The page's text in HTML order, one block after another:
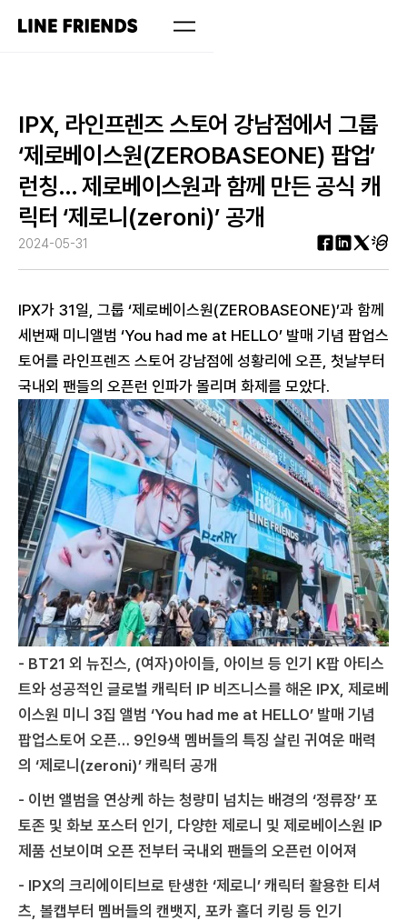
IPX, 라인프렌즈 스토어 강남점에서 그룹
‘제로베이스원(ZEROBASEONE) 팝업’
런칭… 제로베이스원과 함께 만든 공식 캐
릭터 ‘제로니(zeroni)’ 공개
2024-05-31
IPX가 31일, 그룹 ‘제로베이스원(ZEROBASEONE)’과 함께
세번째 미니앨범 ‘You had me at HELLO’ 발매 기념 팝업스
토어를 라인프렌즈 스토어 강남점에 성황리에 오픈, 첫날부터
국내외 팬들의 오픈런 인파가 몰리며 화제를 모았다.
- BT21 외 뉴진스, (여자)아이들, 아이브 등 인기 K팝 아티스
트와 성공적인 글로벌 캐릭터 IP 비즈니스를 해온 IPX, 제로베
이스원 미니 3집 앨범 ‘You had me at HELLO’ 발매 기념
팝업스토어 오픈… 9인9색 멤버들의 특징 살린 귀여운 매력
의 ‘제로니(zeroni)’ 캐릭터 공개
- 이번 앨범을 연상케 하는 청량미 넘치는 배경의 ‘정류장’ 포
토존 및 화보 포스터 인기, 다양한 제로니 및 제로베이스원 IP
제품 선보이며 오픈 전부터 국내외 팬들의 오픈런 이어져
- IPX의 크리에이티브로 탄생한 ‘제로니’ 캐릭터 활용한 티셔
츠, 볼캡부터 멤버들의 캔뱃지, 포카 홀더 키링 등 인기